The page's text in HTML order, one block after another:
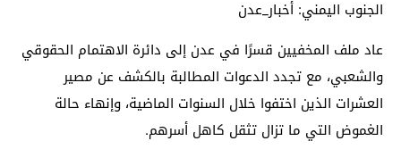
الجنوب اليمني: أخبار_عدن
عاد ملف المخفيين قسرًا في عدن إلى دائرة الاهتمام الحقوقي
والشعبي، مع تجدد الدعوات المطالبة بالكشف عن مصير
العشرات الذين اختفوا خلال السنوات الماضية، وإنهاء حالة
الغموض التي ما تزال تثقل كاهل أسرهم.